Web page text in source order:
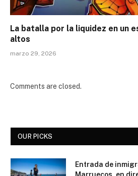
La batalla por la liquidez en un
altos
marzo 29, 2026
Comments are closed.
OUR PICKS
Entrada de
Marruecos, en